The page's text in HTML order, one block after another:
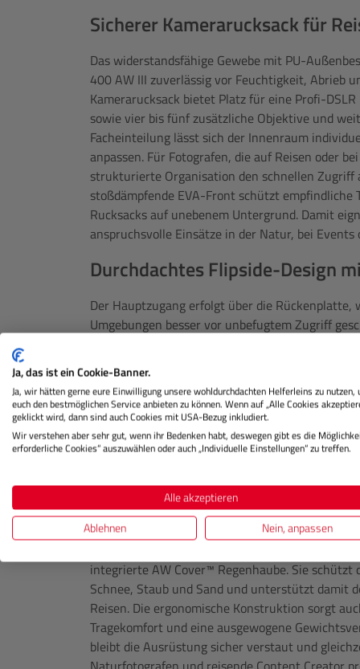
Sicherer Kamerarucksack für
Das widerstandsfähige Gewebe mit PU-
400 AW III zuverlässig vor Feuchtigkeit, Abrieb
Kamerarucksack bietet Platz für eine Profi-
sowie vier bis fünf zusätzliche Objektive und
Facheinteilung lässt sich der Innenraum
anpassen. Für Fotografen, die auf Reisen oder
strukturierte Organisation den schnellen Zugriff
stoßdämpfende EVA-Front schützt empfindliche
Rucksacks auf unebenem Untergrund. Damit
anspruchsvolle Einsätze in der Natur, bei
Durchdachtes Flipside-Design
Der Hauptzugang erfolgt über die
Umgebungen besser vor unbefugtem Zugriff
Flipside BP 400 AW III einfach abgelegt,
erreichbar ist. Zusätzlich ermöglicht der
den Kamerarucksack vollständig abzunehmen.
oder Reportagefotografie spart dies wertvolle
einen Laptop bis 15 Zoll vor Stößen und hält
steht ein separates Fach für ein bis zu 10 Zoll
das Modell auch für Content Creator, die
Wetterschutz und hoher
Für wechselnde Wetterbedingungen verfügt
integrierte AW Cover™ Regenhaube. Sie schützt
Schnee, Staub und Sand und unterstützt damit
Reisen. Die ergonomische Konstruktion sorgt
Tragekomfort und eine ausgewogene
bleibt die Ausrüstung sicher verstaut und
Ja, das ist ein Cookie-Banner.
Ja, wir hätten gerne eure Einwilligung unsere wohldurchdachten Helferleins zu nutzen,
euch den bestmöglichen Service anbieten zu können. Wenn auf „Alle Cookies
geklickt wird, dann sind auch Cookies mit USA-Bezug inkludiert.
Wir verstehen aber sehr gut, wenn ihr Bedenken habt, deswegen gibt es die
erforderliche Cookies“ auszuwählen oder auch „Individuelle Einstellungen“ zu treffen.
Alle akzeptieren
Ablehnen
Nein, anpassen